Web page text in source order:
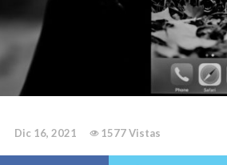
Dic 16, 2021 1577 Vistas